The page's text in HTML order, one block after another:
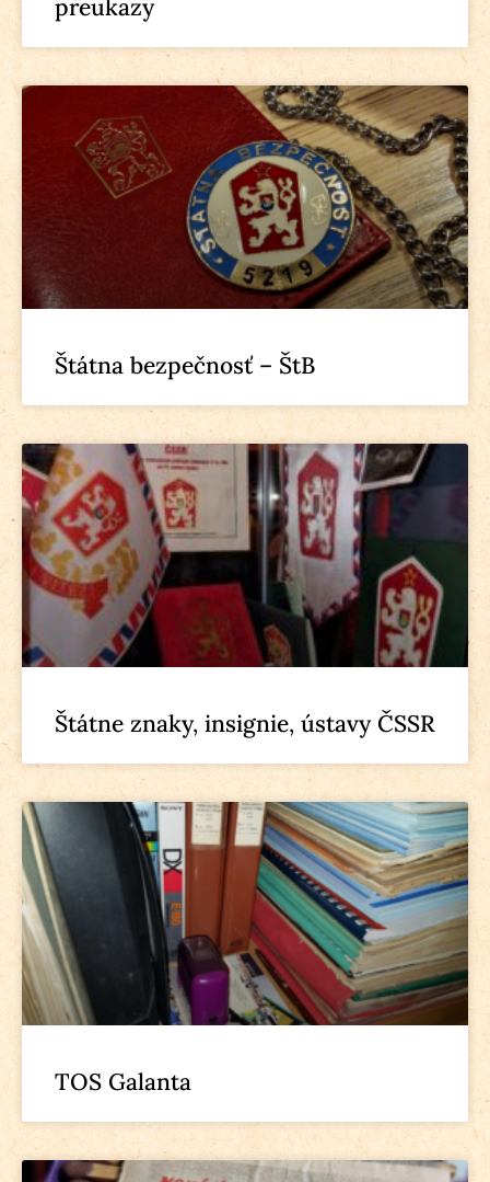
preukazy
Štátna bezpečnosť – ŠtB
Štátne znaky, insignie, ústavy ČSSR
TOS Galanta